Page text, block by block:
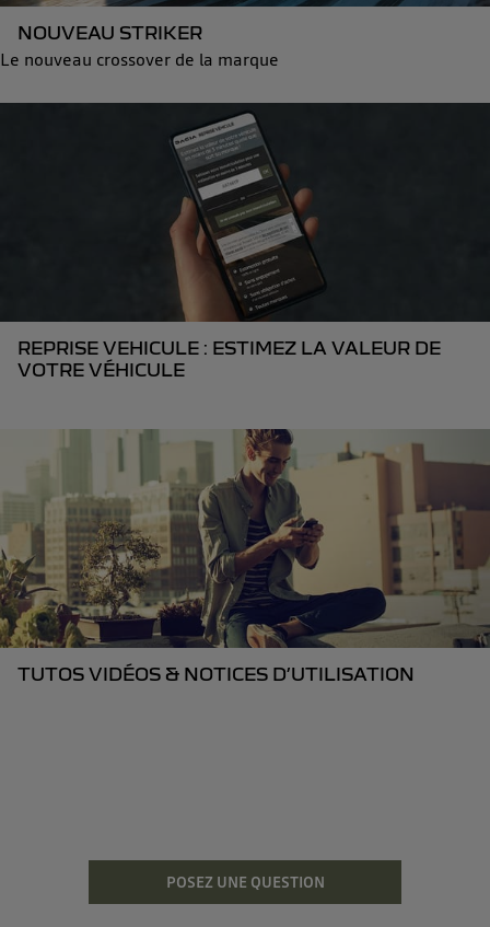
NOUVEAU STRIKER
Le nouveau crossover de la marque
REPRISE VEHICULE : ESTIMEZ LA VALEUR DE
VOTRE VÉHICULE
TUTOS VIDÉOS & NOTICES D’UTILISATION
POSEZ UNE QUESTION